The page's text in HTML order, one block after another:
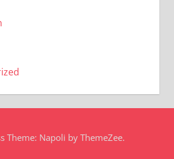
Theme: Napoli by ThemeZee.